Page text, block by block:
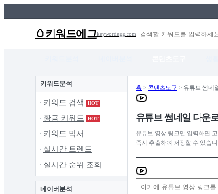
🥚키워드에그keywordegg.com
키워드분석
키워드 검색 HOT
황금 키워드 HOT
키워드 믹서
실시간 트렌드
실시간 순위 조회
네이버분석
홈 > 콘텐츠도구 > 유튜브 썸네
유튜브 썸네일 다운
유튜브 영상 링크만 입력하면
즉시 추출하여 저장할 수 있습